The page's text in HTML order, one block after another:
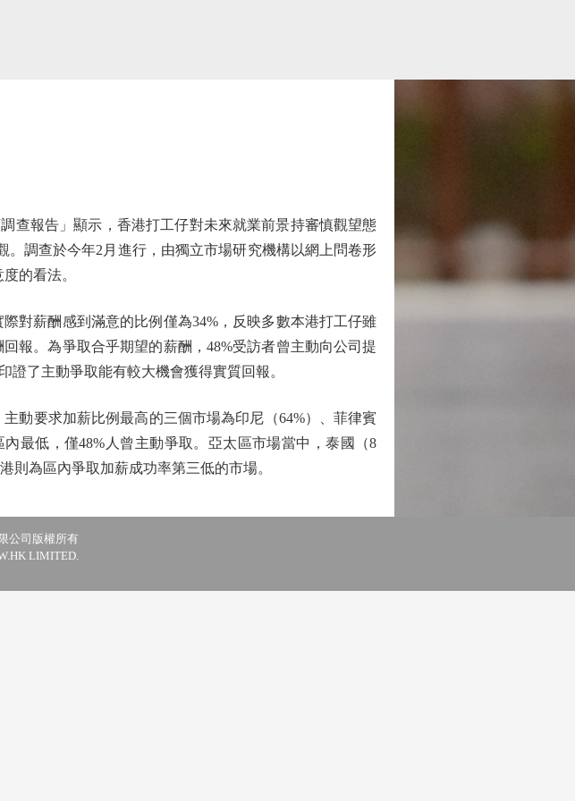
報告」顯示，香港打工仔對未來就業前景持審慎觀望態
。調查於今年2月進行，由獨立市場研究機構以網上問卷形
的看法。
薪酬感到滿意的比例僅為34%，反映多數本港打工仔雖
報。為爭取合乎期望的薪酬，48%受訪者曾主動向公司提
證了主動爭取能有較大機會獲得實質回報。
要求加薪比例最高的三個市場為印尼（64%）、菲律賓
最低，僅48%人曾主動爭取。亞太區市場當中，泰國（8
則為區內爭取加薪成功率第三低的市場。
公司版權所有
LIMITED.